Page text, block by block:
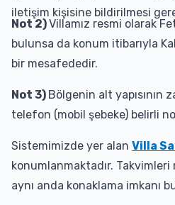
iletişim kişisine bildirilmesi
Not 2)Villamız resmi olarak
bulunsa da konum itibarıyla
bir mesafededir.
Not 3) Bölgenin alt yapısının
telefon (mobil şebeke) belirli
Sistemimizde yer alan Villa
konumlanmaktadır.
aynı anda konaklama imkanı